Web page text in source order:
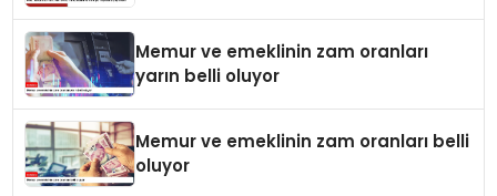
Memur ve emeklinin zam oranları
yarın belli oluyor
Memur ve emeklinin zam oranları belli
oluyor